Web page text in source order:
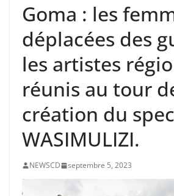
Goma : les
déplacées des
les artistes
réunis au tour
création du
WASIMULIZI.
NEWSCD septembre 5, 2023